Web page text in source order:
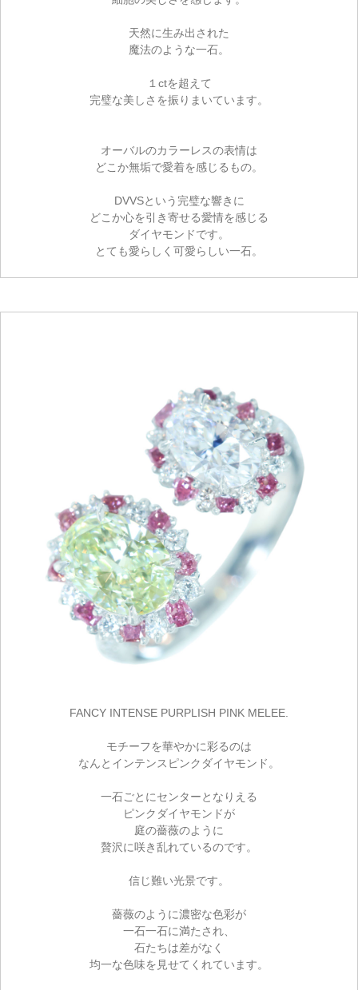
天然に生み出された
魔法のような一石。
１ctを超えて
完璧な美しさを振りまいています。
オーバルのカラーレスの表情は
どこか無垢で愛着を感じるもの。
DVVSという完璧な響きに
どこか心を引き寄せる愛情を感じる
ダイヤモンドです。
とても愛らしく可愛らしい一石。
FANCY INTENSE PURPLISH PINK MELEE.
モチーフを華やかに彩るのは
なんとインテンスピンクダイヤモンド。
一石ごとにセンターとなりえる
ピンクダイヤモンドが
庭の薔薇のように
贅沢に咲き乱れているのです。
信じ難い光景です。
薔薇のように濃密な色彩が
一石一石に満たされ、
石たちは差がなく
均一な色味を見せてくれています。